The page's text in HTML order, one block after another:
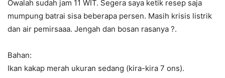
Owalah sudah jam 11 WIT. Segera saya ketik resep saja
mumpung batrai sisa beberapa persen. Masih krisis listrik
dan air pemirsaaa. Jengah dan bosan rasanya ?.
Bahan:
Ikan kakap merah ukuran sedang (kira-kira 7 ons).